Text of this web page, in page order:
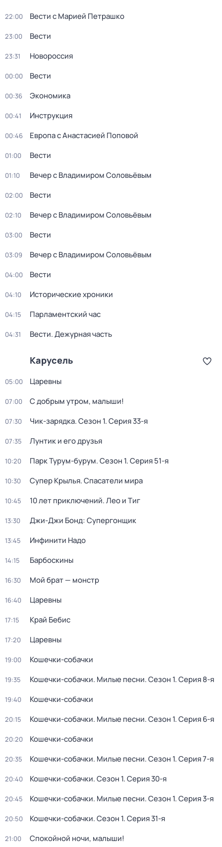
22:00 Вести с Марией Петрашко
23:00 Вести
23:31 Новороссия
00:00 Вести
00:36 Экономика
00:41 Инструкция
00:46 Европа с Анастасией Поповой
01:00 Вести
01:10 Вечер с Владимиром Соловьёвым
02:00 Вести
02:10 Вечер с Владимиром Соловьёвым
03:00 Вести
03:09 Вечер с Владимиром Соловьёвым
04:00 Вести
04:10 Исторические хроники
04:15 Парламентский час
04:31 Вести. Дежурная часть
Карусель
05:00 Царевны
07:00 С добрым утром, малыши!
07:30 Чик-зарядка. Сезон 1. Серия 33-я
07:35 Лунтик и его друзья
10:20 Парк Турум-бурум. Сезон 1. Серия 51-я
10:30 Супер Крылья. Спасатели мира
10:45 10 лет приключений. Лео и Тиг
13:30 Джи-Джи Бонд: Супергонщик
13:45 Инфинити Надо
14:15 Барбоскины
16:30 Мой брат — монстр
16:40 Царевны
17:15 Край Бебис
17:20 Царевны
19:00 Кошечки-собачки
19:35 Кошечки-собачки. Милые песни. Сезон 1. Серия 8-я
19:40 Кошечки-собачки
20:15 Кошечки-собачки. Милые песни. Сезон 1. Серия 6-я
20:20 Кошечки-собачки
20:35 Кошечки-собачки. Милые песни. Сезон 1. Серия 7-я
20:40 Кошечки-собачки. Сезон 1. Серия 30-я
20:45 Кошечки-собачки. Милые песни. Сезон 1. Серия 3-я
20:50 Кошечки-собачки. Сезон 1. Серия 31-я
21:00 Спокойной ночи, малыши!